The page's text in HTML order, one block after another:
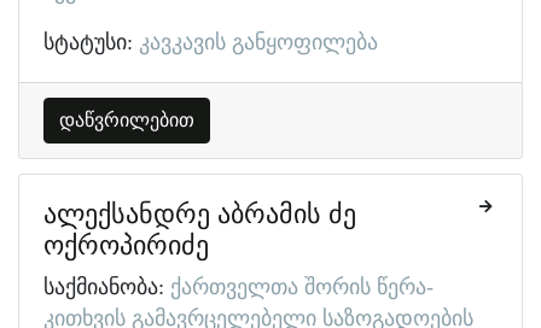
სტატუსი: კავკავის განყოფილება
დაწვრილებით
ალექსანდრე აბრამის ძე
ოქროპირიძე
საქმიანობა: ქართველთა შორის წერა-
კითხვის გამავრცელებელი საზოგადოების